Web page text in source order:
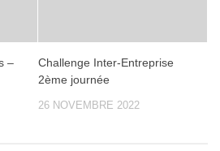
–
Challenge Inter-Entreprise
2ème journée
26 NOVEMBRE 2022